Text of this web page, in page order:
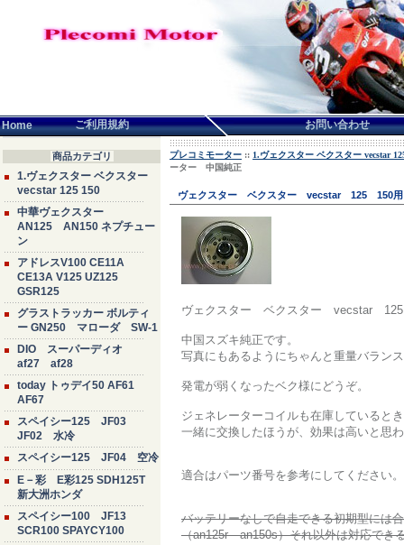
Home ご利用規約 お問い合わせ
商品カテゴリ
1.ヴェクスター ベクスター
vecstar 125 150
中華ヴェクスター
AN125 AN150 ネプチュー
ン
アドレスV100 CE11A
CE13A V125 UZ125
GSR125
グラストラッカー ボルティ
ー GN250 マローダ SW-1
DIO スーパーディオ
af27 af28
today トゥデイ50 AF61
AF67
スペイシー125 JF03
JF02 水冷
スペイシー125 JF04 空冷
E－彩 E彩125 SDH125T
新大洲ホンダ
スペイシー100 JF13
SCR100 SPAYCY100
プレコミモーター :: 1.ヴェクスター ベクスター vecstar
ーター 中国純正
ヴェクスター ベクスター vecstar 125 150
ヴェクスター ベクスター vecstar
中国スズキ純正です。
写真にもあるようにちゃんと重量バラン
発電が弱くなったベク様にどうぞ。
ジェネレーターコイルも在庫していると
一緒に交換したほうが、効果は高いと思
適合はパーツ番号を参考にしてください。
バッテリーなしで自走できる初期型には
（an125r an150s）それ以外は対応でき